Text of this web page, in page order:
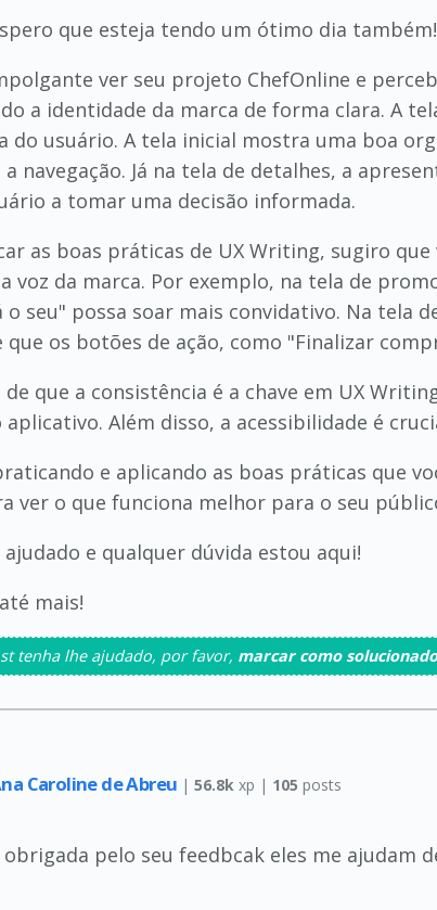
que esteja tendo um ótimo dia também!
ver seu projeto ChefOnline e
a identidade da marca de forma clara. A
do usuário. A tela inicial mostra uma boa
navegação. Já na tela de detalhes, a
a tomar uma decisão informada.
as boas práticas de UX Writing, sugiro
voz da marca. Por exemplo, na tela de
o seu" possa soar mais convidativo. Na tela
que os botões de ação, como "Finalizar
de que a consistência é a chave em UX
Além disso, a acessibilidade é
e aplicando as boas práticas que
ver o que funciona melhor para o seu
e qualquer dúvida estou aqui!
mais!
tenha lhe ajudado, por favor, marcar como
Caroline de Abreu | 56.8kxp | 105 posts
pelo seu feedbcak eles me ajudam